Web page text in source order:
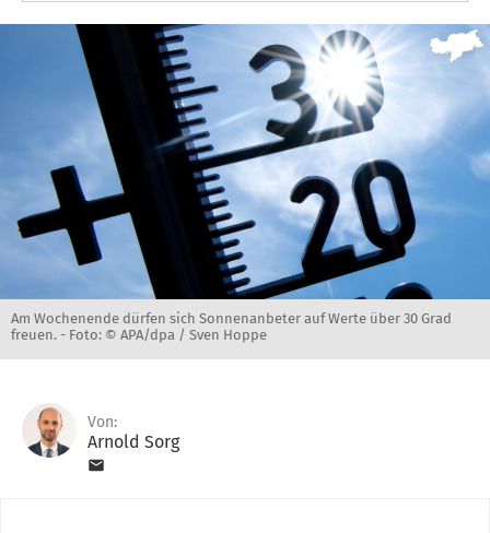
Am Wochenende dürfen sich Sonnenanbeter auf Werte über 30 Grad
freuen. - Foto: © APA/dpa / Sven Hoppe
Von:
Arnold Sorg